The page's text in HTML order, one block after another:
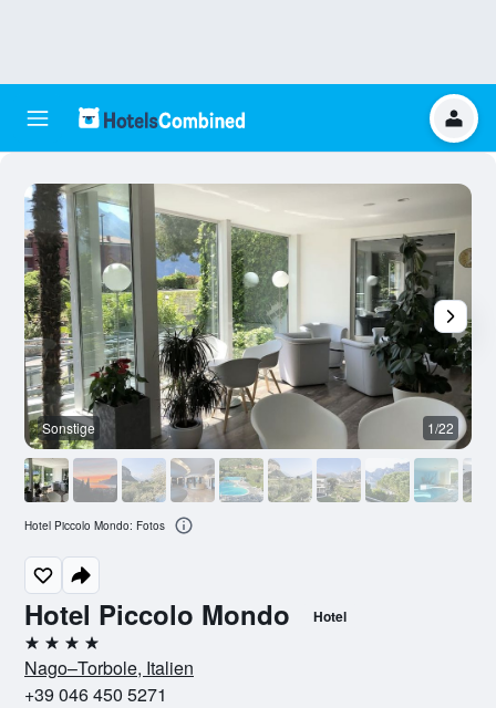
Hotel Piccolo Mondo Hotel
4 Sterne
Nago–Torbole, Italien
+39 046 450 5271
Sonstige 1/22
Hotel Piccolo Mondo: Fotos